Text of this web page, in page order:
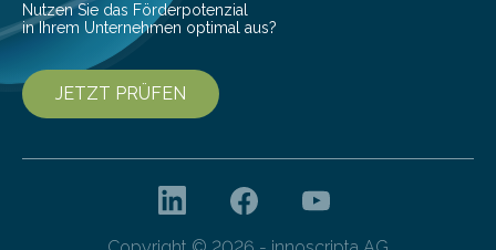
Nutzen Sie das Förderpotenzial
in Ihrem Unternehmen optimal aus?
JETZT PRÜFEN